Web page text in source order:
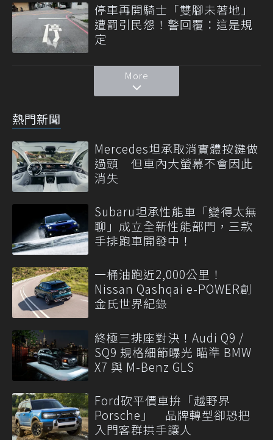
停車再開騎士「雙腳未著地」
遭罰引民怨！警回覆：這是規
定
More
熱門新聞
Mercedes坦承取消實體按鍵做
過頭 但車內大螢幕不會因此
消失
Subaru坦承性能車「變得太無
聊」成立全新性能部門，三款
手排跑車開發中！
一桶油跑近2,000公里！
Nissan Qashqai e-POWER創
金氏世界紀錄
終極三排座對決！Audi Q9 /
SQ9 規格細節曝光 瞄準 BMW
X7 與 M-Benz GLS
Ford砍平價車拚「越野界
Porsche」 品牌轉型卻恐把
入門客群拱手讓人